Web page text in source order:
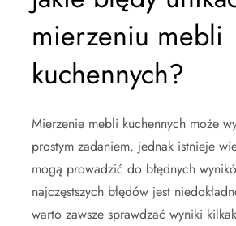
mierzeniu mebli
kuchennych?
Mierzenie mebli kuchennych może
prostym zadaniem, jednak istnieje
mogą prowadzić do błędnych
najczęstszych błędów jest
warto zawsze sprawdzać wyniki